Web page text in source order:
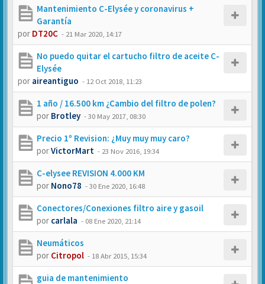
Mantenimiento C-Elysée y coronavirus +
Garantía
por DT20C - 21 Mar 2020, 14:17
No puedo quitar el cartucho filtro de aceite C-
Elysée
por aireantiguo - 12 Oct 2018, 11:23
1 año / 16.500 km ¿Cambio del filtro de polen?
por Brotley -30 May 2017, 08:30
Precio 1º Revision: ¿Muy muy muy caro?
porVictorMart - 23 Nov 2016, 19:34
C-elysee REVISION 4.000 KM
por Nono78 -30 Ene 2020, 16:48
Conectores/Conexiones filtro aire y gasoil
por carlala - 08 Ene 2020, 21:14
Neumáticos
por Citropol - 18 Abr 2015, 15:34
guia de mantenimiento